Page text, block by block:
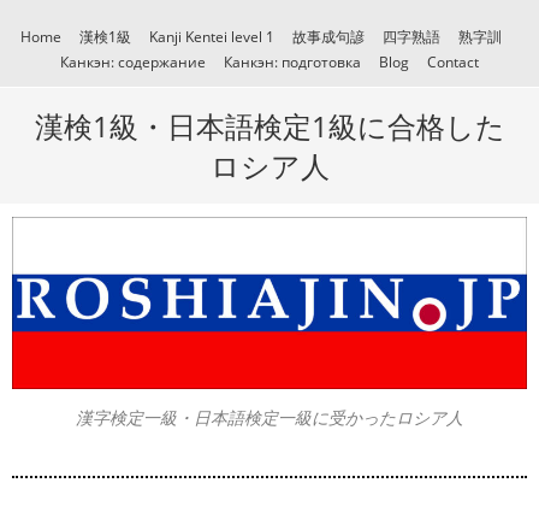
Home 漢検1級 Kanji Kentei level 1 故事成句諺 四字熟語
熟字訓
Канкэн: содержание
Канкэн: подготовка Blog Contact
漢検1級・日本語検定1級に合格した
ロシア人
漢字検定一級・日本語検定一級に受かったロシア人